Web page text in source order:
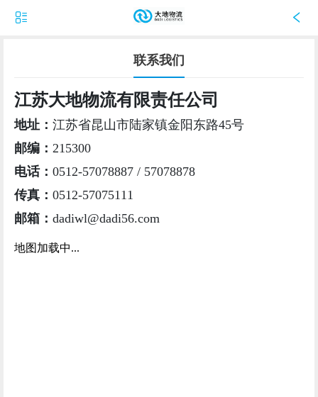
联系我们
江苏大地物流有限责任公司
地址： 江苏省昆山市陆家镇金阳东路45号
邮编： 215300
电话： 0512-57078887 / 57078878
传真： 0512-57075111
邮箱： dadiwl@dadi56.com